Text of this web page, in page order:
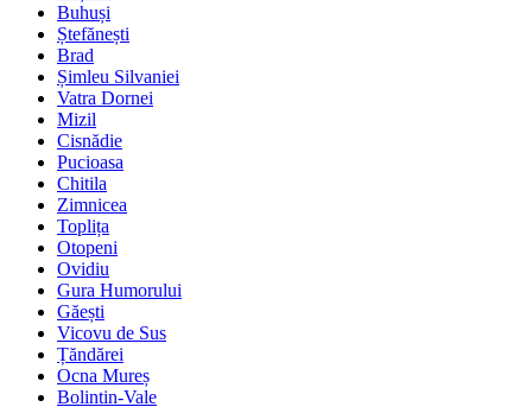
Buhuși
Ștefănești
Brad
Șimleu Silvaniei
Vatra Dornei
Mizil
Cisnădie
Pucioasa
Chitila
Zimnicea
Toplița
Otopeni
Ovidiu
Gura Humorului
Găești
Vicovu de Sus
Țăndărei
Ocna Mureș
Bolintin-Vale